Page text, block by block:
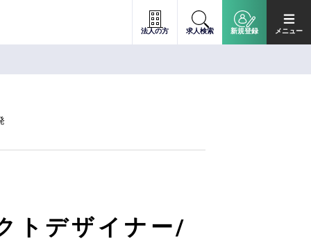
法人の方 求人検索 新規登録 メニュー
トデザイナー/